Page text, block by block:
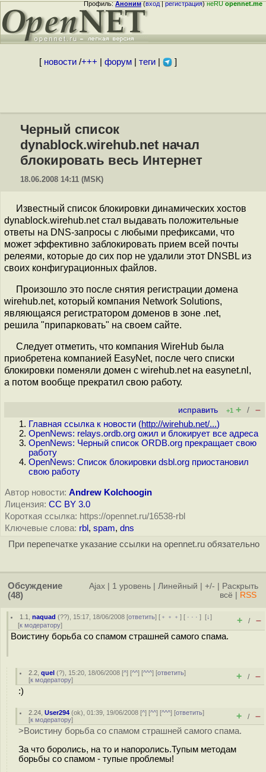
Профиль:Аноним(вход|регистрация)неRUopennet.me
[ новости/+++ форум| теги| ]
Черный список
dynablock.wirehub.net начал
блокировать весь Интернет
18.06.2008 14:11 (MSK)
Известный список блокировки динамических хостов
dynablock.wirehub.net стал выдавать положительные
ответы на DNS-запросы с любыми префиксами, что
может эффективно заблокировать прием всей почты
релеями, которые до сих пор не удалили этот DNSBL из
своих конфигурационных файлов.
Произошло это после снятия регистрации домена
wirehub.net, который компания Network Solutions,
являющаяся регистратором доменов в зоне .net,
решила "припарковать" на своем сайте.
Следует отметить, что компания WireHub была
приобретена компанией EasyNet, после чего списки
блокировки поменяли домен с wirehub.net на easynet.nl,
а потом вообще прекратил свою работу.
исправить +1 + / –
Главная ссылка к новости (http://wirehub.net/...)
OpenNews: relays.ordb.org ожил и блокирует все адреса
OpenNews: Черный список ORDB.org прекращает свою
работу
OpenNews: Список блокировки dsbl.org приостановил
свою работу
Автор новости: Andrew Kolchoogin
Лицензия: CC BY 3.0
Короткая ссылка: https://opennet.ru/16538-rbl
Ключевые слова: rbl , spam, dns
При перепечатке указание ссылки на opennet.ru обязательно
Обсуждение
(48)
Ajax 1 уровень Линейный +/-
Раскрыть
всё
RSS
1.1 ,naquad (??), 15:17, 18/06/2008 [ответить] [ ﹢﹢﹢] [ · · ·][↓]
[к модератору] + / –
Воистину борьба со спамом страшней самого спама.
2.2 ,quel (?), 15:20, 18/06/2008 [^] [^^] [^^^] [ответить]
[к модератору] + / –
:)
2.24 ,User294 (ok), 01:39, 19/06/2008 [^] [^^] [^^^] [ответить]
[к модератору] + / –
>Воистину борьба со спамом страшней самого спама.
За что боролись, на то и напоролись.Тупым методам
борьбы со спамом - тупые проблемы!